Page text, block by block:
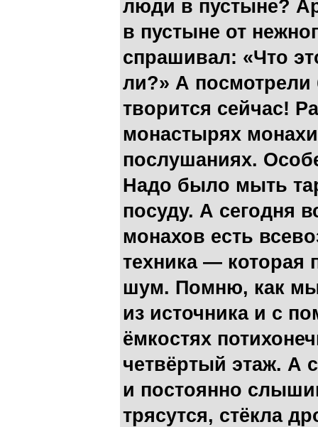
люди в пустыне?
в пустыне от
спрашивал: «Что
ли?» А
творится сейчас!
монастырях
послушаниях.
Надо было мыть
посуду. А сегодня
монахов есть
техника — которая
шум. Помню, как
из источника и с
ёмкостях
четвёртый этаж. А
и постоянно
трясутся, стёкла